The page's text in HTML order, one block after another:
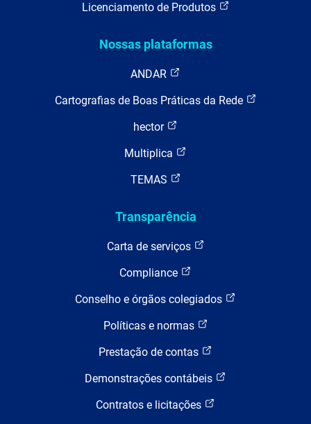
Licenciamento de Produtos
Nossas plataformas
ANDAR
Cartografias de Boas Práticas da Rede
hector
Multiplica
TEMAS
Transparência
Carta de serviços
Compliance
Conselho e órgãos colegiados
Políticas e normas
Prestação de contas
Demonstrações contábeis
Contratos e licitações